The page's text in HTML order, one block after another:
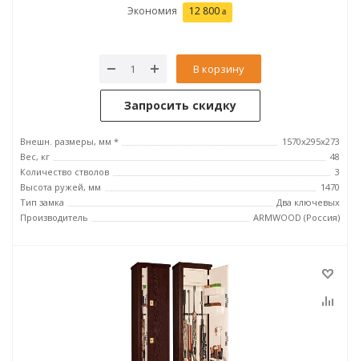
Экономия 12 800
В корзину
Запросить скидку
Внешн. размеры, мм *
1570х295х273
Вес, кг
48
Количество стволов
3
Высота ружей, мм
1470
Тип замка
Два ключевых
Производитель
ARMWOOD (Россия)